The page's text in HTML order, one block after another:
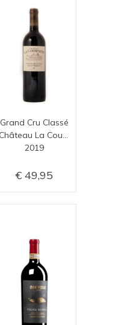
Grand Cru Classé
2019
49,95